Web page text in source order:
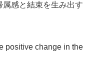
感と結束を生み出す
positive change in the